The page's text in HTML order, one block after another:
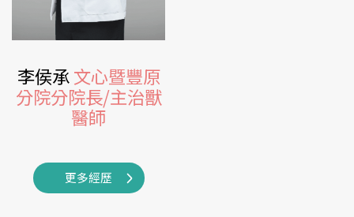
李侯承文心暨豐原
分院分院長/主治獸
醫師
更多經歷